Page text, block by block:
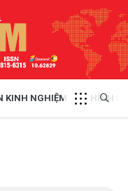
KINH NGHIỆM CHÍNH